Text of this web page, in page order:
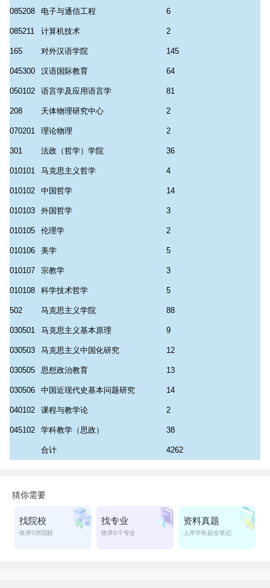
085208 电子与通信工程 6
085211 计算机技术 2
165 对外汉语学院 145
045300 汉语国际教育 64
050102 语言学及应用语言学 81
208 天体物理研究中心 2
070201 理论物理 2
301 法政（哲学）学院 36
010101 马克思主义哲学 4
010102 中国哲学 14
010103 外国哲学 3
010105 伦理学 2
010106 美学 5
010107 宗教学 3
010108 科学技术哲学 5
502 马克思主义学院 88
030501 马克思主义基本原理 9
030503 马克思主义中国化研究 12
030505 思想政治教育 13
030506 中国近现代史基本问题研究 14
040102 课程与教学论 2
045102 学科教学（思政） 38
合计 4262